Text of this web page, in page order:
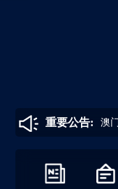
重要公告:
机构业务系统服务能 澳